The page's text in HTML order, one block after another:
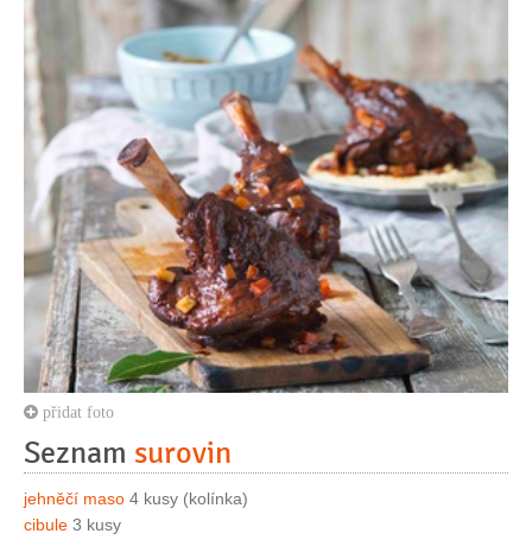
přidat foto
Seznam surovin
jehněčí maso 4 kusy (kolínka)
cibule 3 kusy